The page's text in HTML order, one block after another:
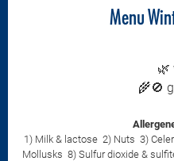
Menu
🌿
🌾🚫
1) Milk & lactose 2) Nuts 3)
Mollusks 8) Sulfur dioxide &